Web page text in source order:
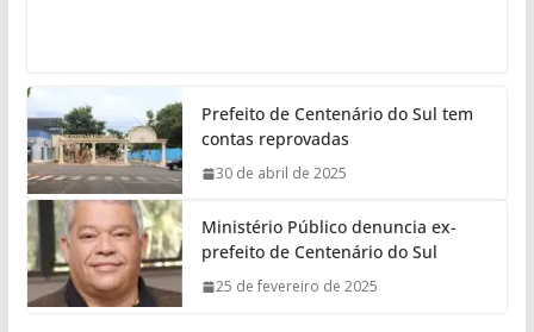
Prefeito de Centenário do Sul tem
contas reprovadas
30 de abril de 2025
Ministério Público denuncia ex-
prefeito de Centenário do Sul
25 de fevereiro de 2025